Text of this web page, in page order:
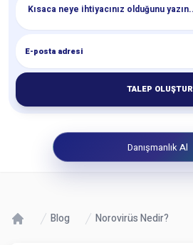
TALEP OLUŞTUR
Danışmanlık Al
Blog Norovirüs Nedir?